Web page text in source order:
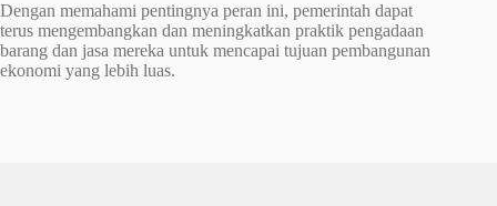
Dengan memahami pentingnya peran ini, pemerintah dapat
terus mengembangkan dan meningkatkan praktik pengadaan
barang dan jasa mereka untuk mencapai tujuan pembangunan
ekonomi yang lebih luas.